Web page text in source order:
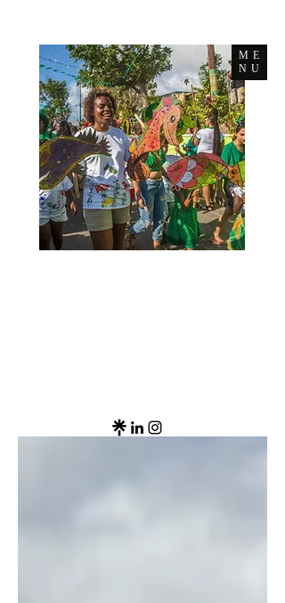
ME
NU